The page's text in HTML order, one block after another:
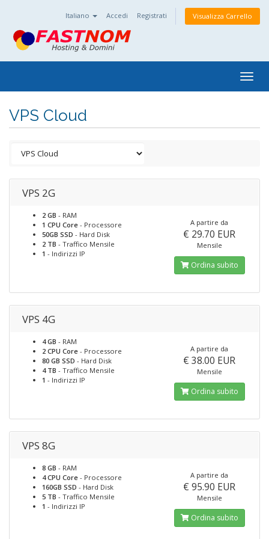
Italiano Accedi Registrati Visualizza Carrello
VPS Cloud
VPS 2G
2 GB - RAM
1 CPU Core - Processore
50GB SSD - Hard Disk
2 TB - Traffico Mensile
1 - Indirizzi IP
A partire da
€ 29.70 EUR
Mensile
Ordina subito
VPS 4G
4 GB - RAM
2 CPU Core - Processore
80 GB SSD - Hard Disk
4 TB - Traffico Mensile
1 - Indirizzi IP
A partire da
€ 38.00 EUR
Mensile
Ordina subito
VPS 8G
8 GB - RAM
4 CPU Core - Processore
160GB SSD - Hard Disk
5 TB - Traffico Mensile
1 - Indirizzi IP
A partire da
€ 95.90 EUR
Mensile
Ordina subito